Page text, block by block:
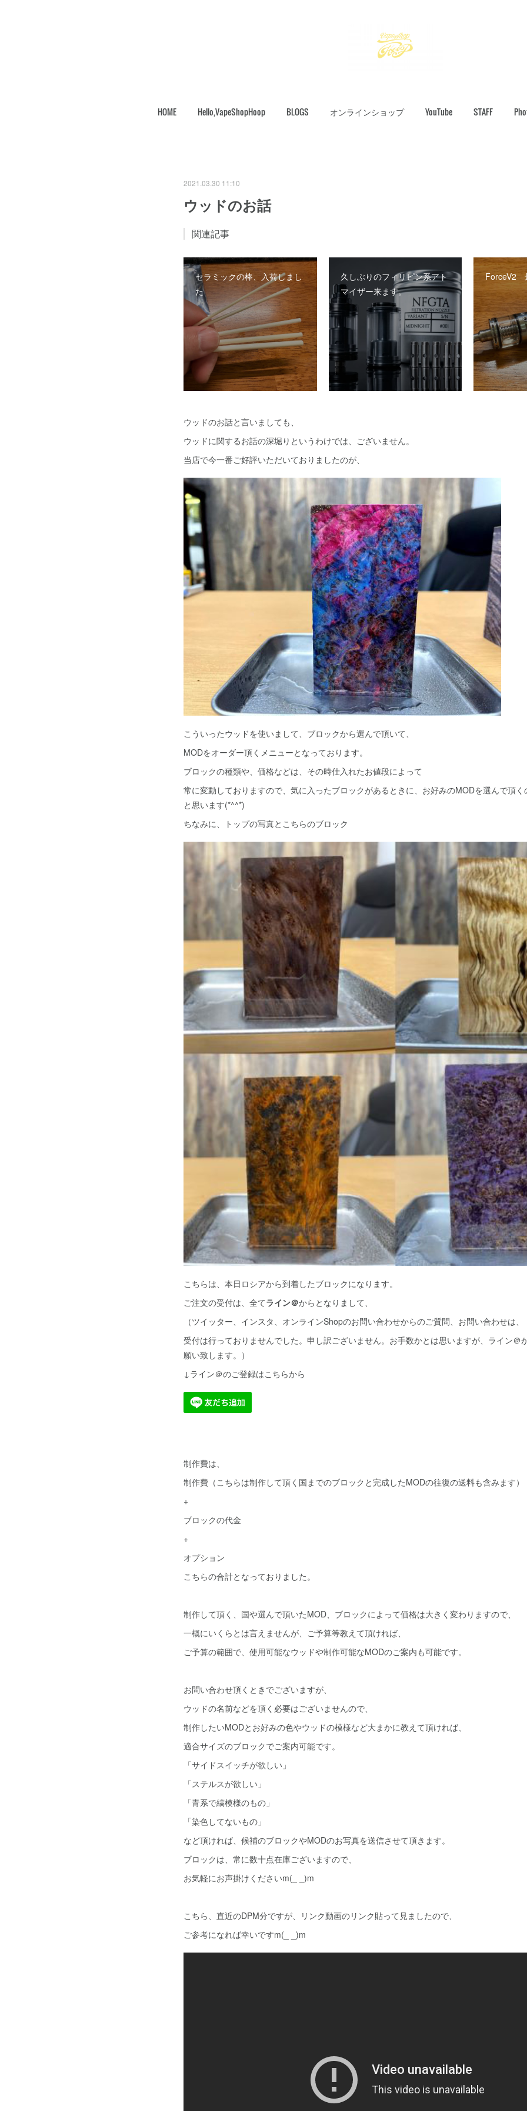
HOME Hello,VapeShopHoop BLOGS オンラインショップ YouTube STAFF
2021.03.30 11:10
ウッドのお話
関連記事
セラミックの棒、入荷しまし
た
久しぶりのフィリピン系アト
マイザー来ます。
ForceV2
ウッドのお話と言いましても、
ウッドに関するお話の深堀りというわけでは、ございません。
当店で今一番ご好評いただいておりましたのが、
こういったウッドを使いまして、ブロックから選んで頂いて、
MODをオーダー頂くメニューとなっております。
ブロックの種類や、価格などは、その時仕入れたお値段によって
常に変動しておりますので、気に入ったブロックがあるときに、お好みのMODを選んで頂
と思います(*^^*)
ちなみに、トップの写真とこちらのブロック
こちらは、本日ロシアから到着したブロックになります。
ご注文の受付は、全てライン＠からとなりまして、
（ツイッター、インスタ、オンラインShopのお問い合わせからのご質問、お問い合わせは、
受付は行っておりませんでした。申し訳ございません。お手数かとは思いますが、ライン＠
願い致します。）
↓ライン＠のご登録はこちらから
制作費は、
制作費（こちらは制作して頂く国までのブロックと完成したMODの往復の送料も含みます）
+
ブロックの代金
+
オプション
こちらの合計となっておりました。
制作して頂く、国や選んで頂いたMOD、ブロックによって価格は大きく変わりますので、
一概にいくらとは言えませんが、ご予算等教えて頂ければ、
ご予算の範囲で、使用可能なウッドや制作可能なMODのご案内も可能です。
お問い合わせ頂くときでございますが、
ウッドの名前などを頂く必要はございませんので、
制作したいMODとお好みの色やウッドの模様など大まかに教えて頂ければ、
適合サイズのブロックでご案内可能です。
「サイドスイッチが欲しい」
「ステルスが欲しい」
「青系で縞模様のもの」
「染色してないもの」
など頂ければ、候補のブロックやMODのお写真を送信させて頂きます。
ブロックは、常に数十点在庫ございますので、
お気軽にお声掛けくださいm(_ _)m
こちら、直近のDPM分ですが、リンク動画のリンク貼って見ましたので、
ご参考になれば幸いですm(_ _)m